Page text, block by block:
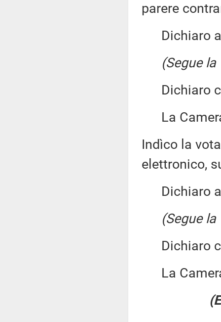
parere
Dichiaro
(Segue
Dichiaro
La
Indìco la
elettronico,
Dichiaro
(Segue
Dichiaro
La